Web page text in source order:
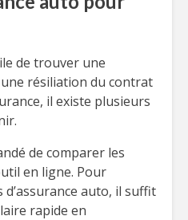
de trouver une
résiliation du contrat
il existe plusieurs
de comparer les
en ligne. Pour
auto, il suffit
rapide en